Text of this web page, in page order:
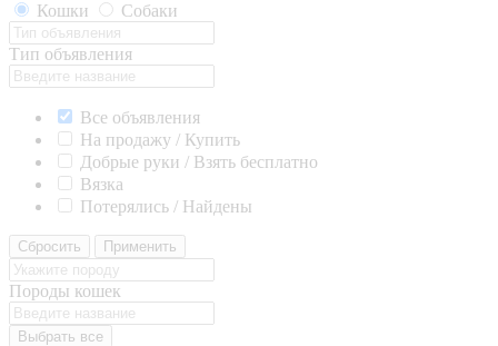
Кошки
Собаки
Тип объявления
Все объявления
На продажу / Купить
Добрые руки / Взять бесплатно
Вязка
Потерялись / Найдены
Сбросить Применить
Породы кошек
Выбрать все